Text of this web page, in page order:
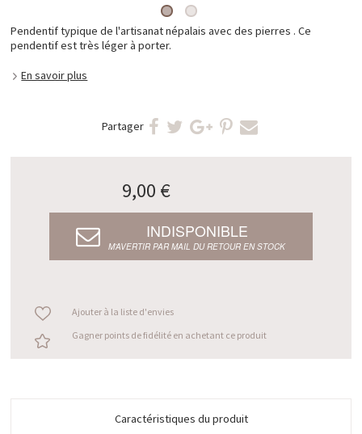
Pendentif typique de l'artisanat népalais avec des pierres . Ce
pendentif est très léger à porter.
En savoir plus
Partager
9,00 €
INDISPONIBLE
M’AVERTIR PAR MAIL DU RETOUR EN STOCK
Ajouter à la liste d'envies
Gagner points de fidélité en achetant ce produit
Caractéristiques du produit